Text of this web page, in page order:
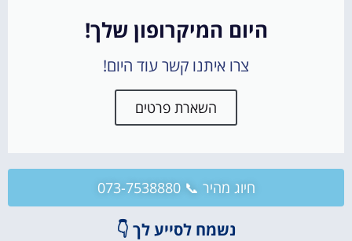
היום המיקרופון שלך!
צרו איתנו קשר עוד היום!
השארת פרטים
חיוג מהיר 📞 073-7538880
נשמח לסייע לך 👇